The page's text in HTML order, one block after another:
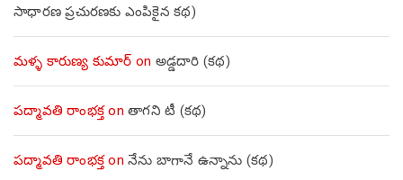
సాధారణ ప్రచురణకు ఎంపికైన కథ)
మళ్ళ కారుణ్య కుమార్ on అడ్డదారి (కథ)
పద్మావతి రాంభక్తon తాగని టీ (కథ)
పద్మావతి రాంభక్తon నేను బాగానే ఉన్నాను (క‌థ‌)